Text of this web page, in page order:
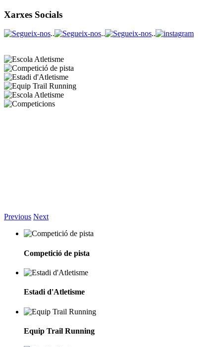
Xarxes Socials
.. .. ..
Previous Next
Competició de pista
Estadi d'Atletisme
Equip Trail Running